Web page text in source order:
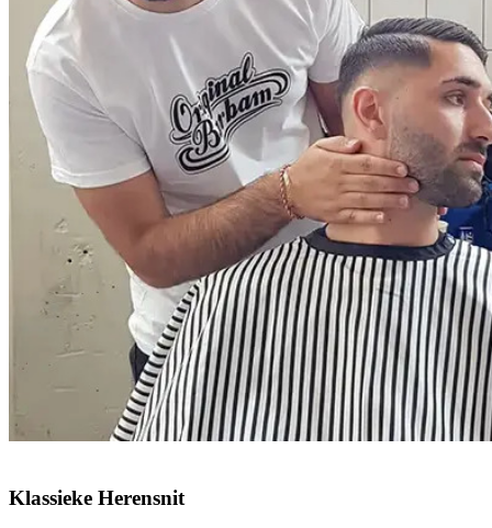
Klassieke Herensnit